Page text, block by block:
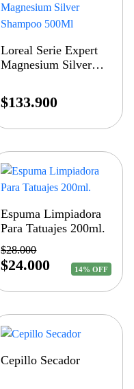
Loreal Serie Expert
Magnesium Silver
$133.900
Espuma Limpiadora
Para Tatuajes 200ml.
$28.000
$24.000 14% OFF
Cepillo Secador